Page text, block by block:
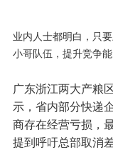
业内人士都明白，只
小哥队伍，提升竞争能
广东浙江两大产粮
示，省内部分快递
商存在经营亏损，
提到呼吁总部取消